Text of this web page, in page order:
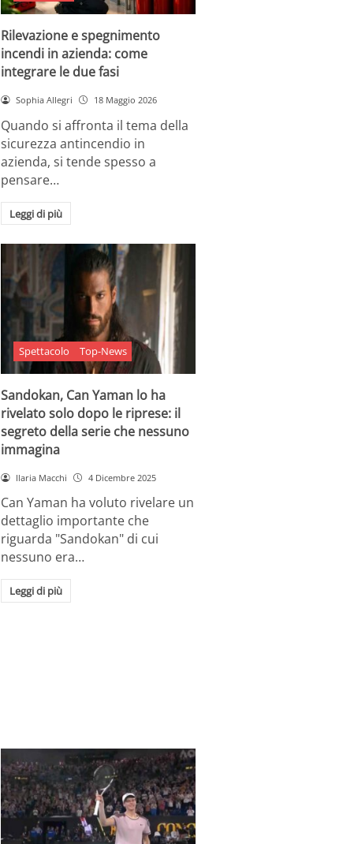
Rilevazione e spegnimento
incendi in azienda: come
integrare le due fasi
Sophia Allegri 18 Maggio 2026
Quando si affronta il tema della
sicurezza antincendio in
azienda, si tende spesso a
pensare…
Leggi di più
Spettacolo Top-News
Sandokan, Can Yaman lo ha
rivelato solo dopo le riprese: il
segreto della serie che nessuno
immagina
Ilaria Macchi 4 Dicembre 2025
Can Yaman ha voluto rivelare un
dettaglio importante che
riguarda "Sandokan" di cui
nessuno era…
Leggi di più